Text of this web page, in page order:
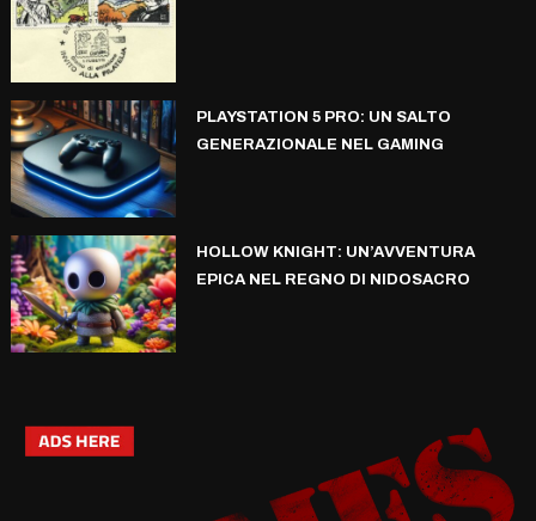
PLAYSTATION 5 PRO: UN SALTO
GENERAZIONALE NEL GAMING
HOLLOW KNIGHT: UN’AVVENTURA
EPICA NEL REGNO DI NIDOSACRO